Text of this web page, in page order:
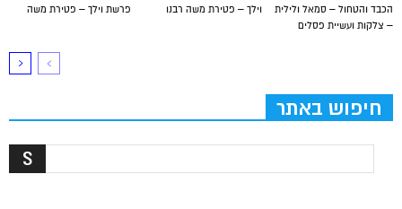
פרשת וילך – פטירת משה וילך – פטירת משה רבנו
הכבד והטחול – סמאל ולילית
– צלקות ועשיית פסלים
חיפוש באתר